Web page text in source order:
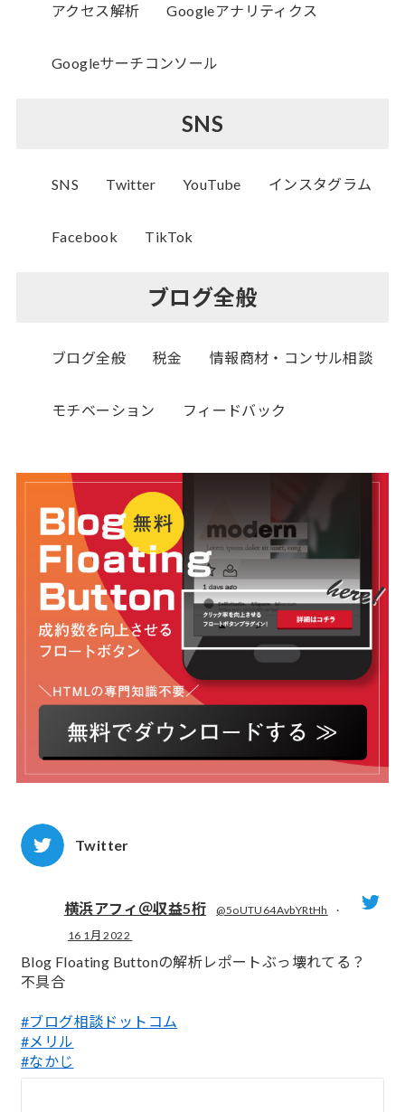
アクセス解析 Googleアナリティクス
Googleサーチコンソール
SNS
SNS Twitter YouTube インスタグラム
Facebook TikTok
ブログ全般
ブログ全般 税金 情報商材・コンサル相談
モチベーション フィードバック
Twitter
横浜アフィ＠収益5桁 @5oUTU64AvbYRtHh
·
16 1月 2022
Blog Floating Buttonの解析レポートぶっ壊れてる？
不具合
#ブログ相談ドットコム
#メリル
#なかじ